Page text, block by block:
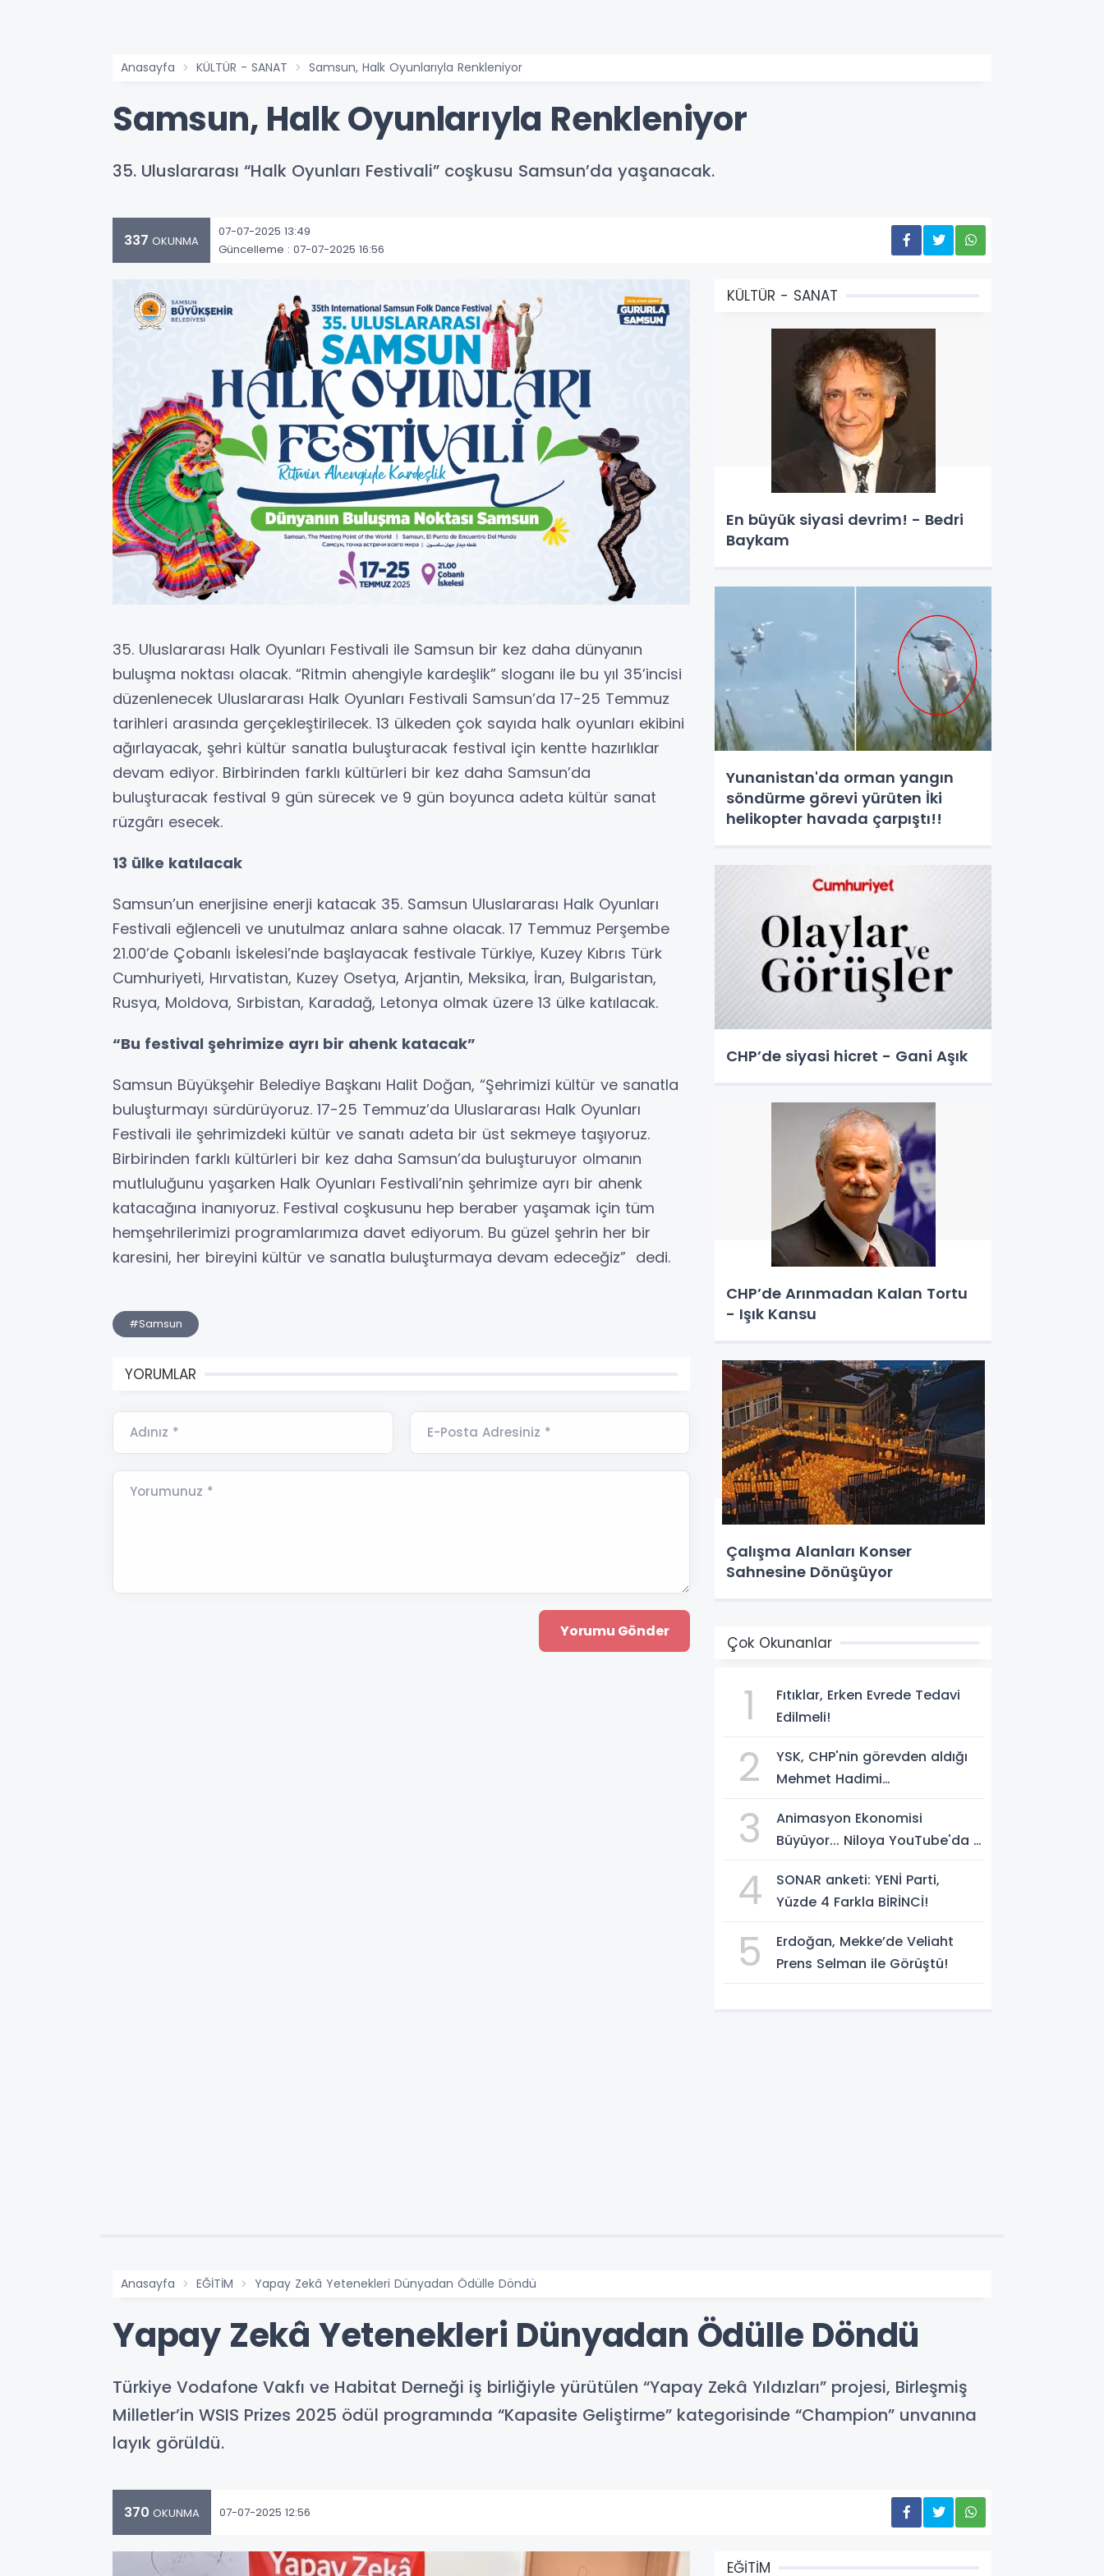
Anasayfa KÜLTÜR - SANAT Samsun, Halk Oyunlarıyla Renkleniyor
Samsun, Halk Oyunlarıyla Renkleniyor
35. Uluslararası “Halk Oyunları Festivali” coşkusu Samsun’da yaşanacak.
337 OKUNMA
07-07-2025 13:49
Güncelleme : 07-07-2025 16:56
35. Uluslararası Halk Oyunları Festivali ile Samsun bir kez daha dünyanın
buluşma noktası olacak. “Ritmin ahengiyle kardeşlik” sloganı ile bu yıl 35’incisi
düzenlenecek Uluslararası Halk Oyunları Festivali Samsun’da 17-25 Temmuz
tarihleri arasında gerçekleştirilecek. 13 ülkeden çok sayıda halk oyunları ekibini
ağırlayacak, şehri kültür sanatla buluşturacak festival için kentte hazırlıklar
devam ediyor. Birbirinden farklı kültürleri bir kez daha Samsun’da
buluşturacak festival 9 gün sürecek ve 9 gün boyunca adeta kültür sanat
rüzgârı esecek.
13 ülke katılacak
Samsun’un enerjisine enerji katacak 35. Samsun Uluslararası Halk Oyunları
Festivali eğlenceli ve unutulmaz anlara sahne olacak. 17 Temmuz Perşembe
21.00’de Çobanlı İskelesi’nde başlayacak festivale Türkiye, Kuzey Kıbrıs Türk
Cumhuriyeti, Hırvatistan, Kuzey Osetya, Arjantin, Meksika, İran, Bulgaristan,
Rusya, Moldova, Sırbistan, Karadağ, Letonya olmak üzere 13 ülke katılacak.
“Bu festival şehrimize ayrı bir ahenk katacak”
Samsun Büyükşehir Belediye Başkanı Halit Doğan, “Şehrimizi kültür ve sanatla
buluşturmayı sürdürüyoruz. 17-25 Temmuz’da Uluslararası Halk Oyunları
Festivali ile şehrimizdeki kültür ve sanatı adeta bir üst sekmeye taşıyoruz.
Birbirinden farklı kültürleri bir kez daha Samsun’da buluşturuyor olmanın
mutluluğunu yaşarken Halk Oyunları Festivali’nin şehrimize ayrı bir ahenk
katacağına inanıyoruz. Festival coşkusunu hep beraber yaşamak için tüm
hemşehrilerimizi programlarımıza davet ediyorum. Bu güzel şehrin her bir
karesini, her bireyini kültür ve sanatla buluşturmaya devam edeceğiz” dedi.
#Samsun
YORUMLAR
Adınız * E-Posta Adresiniz *
Yorumunuz *
KÜLTÜR - SANAT
En büyük siyasi devrim! - Bedri
Baykam
Yunanistan'da orman yangın
söndürme görevi yürüten İki
helikopter havada çarpıştı!!
CHP’de siyasi hicret - Gani Aşık
CHP’de Arınmadan Kalan Tortu
- Işık Kansu
Çalışma Alanları Konser
Sahnesine Dönüşüyor
Çok Okunanlar
1
Fıtıklar, Erken Evrede Tedavi
Edilmeli!
2
YSK, CHP'nin görevden aldığı
Mehmet Hadimi
temsilcisi olarak atadı!
3
Animasyon Ekonomisi
Büyüyor... Niloya YouTube'da 7
4
SONAR anketi: YENİ Parti,
Yüzde 4 Farkla BİRİNCİ!
5
Erdoğan, Mekke’de Veliaht
Prens Selman ile Görüştü!
Anasayfa EĞİTİM Yapay Zekâ Yetenekleri Dünyadan Ödülle Döndü
Yapay Zekâ Yetenekleri Dünyadan Ödülle Döndü
Türkiye Vodafone Vakfı ve Habitat Derneği iş birliğiyle yürütülen “Yapay Zekâ Yıldızları” projesi, Birleşmiş
Milletler’in WSIS Prizes 2025 ödül programında “Kapasite Geliştirme” kategorisinde “Champion” unvanına
layık görüldü.
370 OKUNMA 07-07-2025 12:56
EĞİTİM